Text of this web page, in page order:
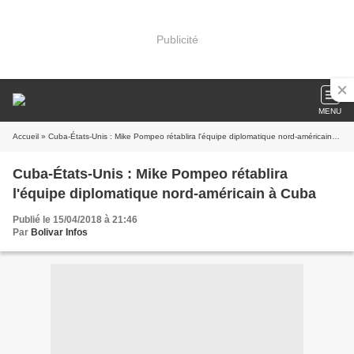
Publicité
MENU
Accueil » Cuba-États-Unis : Mike Pompeo rétablira l'équipe diplomatique nord-américain à Cuba
Cuba-États-Unis : Mike Pompeo rétablira
l'équipe diplomatique nord-américain à Cuba
Publié le 15/04/2018 à 21:46
Par Bolivar Infos